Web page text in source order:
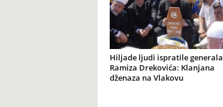
Hiljade ljudi ispratile generala
Ramiza Drekovića: Klanjana
dženaza na Vlakovu